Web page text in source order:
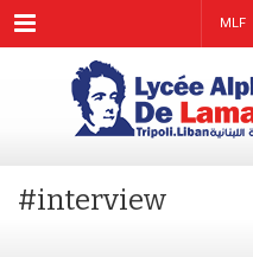
Menu MLF
#interview